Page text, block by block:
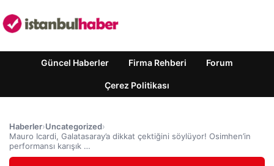
Güncel Haberler Firma Rehberi Forum
Çerez Politikası
Haberler›Uncategorized›
Mauro Icardi, Galatasaray’a dikkat çektiğini söylüyor! Osimhen’in
performansı karışık …